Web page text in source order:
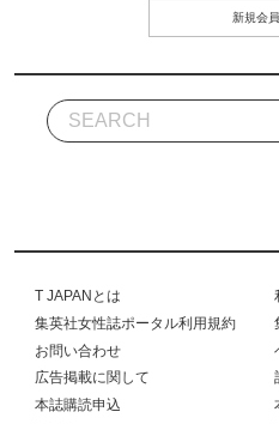
新規会
T JAPANとは
集英社女性誌ポータル利用規約
お問い合わせ
広告掲載に関して
本誌購読申込